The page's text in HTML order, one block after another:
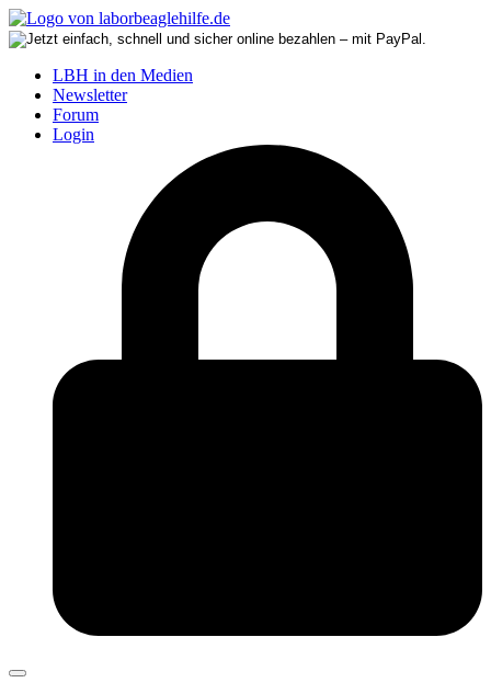
LBH in den Medien
Newsletter
Forum
Login